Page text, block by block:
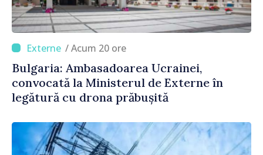
/ Acum 20 ore
Bulgaria: Ambasadoarea Ucrainei,
convocată la Ministerul de Externe în
legătură cu drona prăbușită